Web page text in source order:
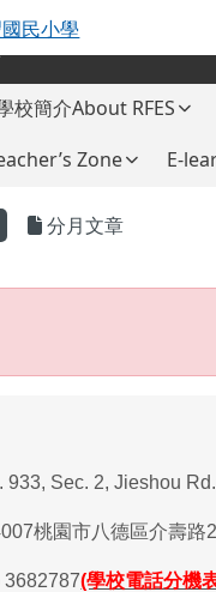
小學
學校簡介About RFES
Zone
E-
域分月文章
933, Sec. 2, Jieshou
桃園市八德區介壽路
3682787(學校電話分機